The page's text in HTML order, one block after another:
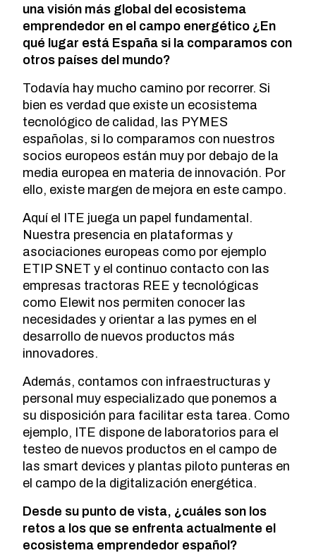
una visión más global del ecosistema
emprendedor en el campo energético ¿En
qué lugar está España si la comparamos con
otros países del mundo?
Todavía hay mucho camino por recorrer. Si
bien es verdad que existe un ecosistema
tecnológico de calidad, las PYMES
españolas, si lo comparamos con nuestros
socios europeos están muy por debajo de la
media europea en materia de innovación. Por
ello, existe margen de mejora en este campo.
Aquí el ITE juega un papel fundamental.
Nuestra presencia en plataformas y
asociaciones europeas como por ejemplo
ETIP SNET y el continuo contacto con las
empresas tractoras REE y tecnológicas
como Elewit nos permiten conocer las
necesidades y orientar a las pymes en el
desarrollo de nuevos productos más
innovadores.
Además, contamos con infraestructuras y
personal muy especializado que ponemos a
su disposición para facilitar esta tarea. Como
ejemplo, ITE dispone de laboratorios para el
testeo de nuevos productos en el campo de
las smart devices y plantas piloto punteras en
el campo de la digitalización energética.
Desde su punto de vista, ¿cuáles son los
retos a los que se enfrenta actualmente el
ecosistema emprendedor español?